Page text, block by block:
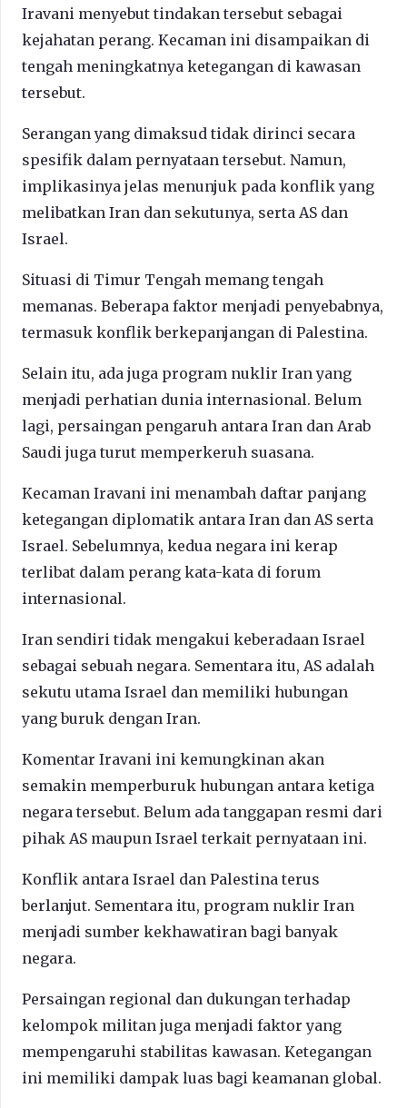
Iravani menyebut tindakan tersebut sebagai
kejahatan perang. Kecaman ini disampaikan di
tengah meningkatnya ketegangan di kawasan
tersebut.
Serangan yang dimaksud tidak dirinci secara
spesifik dalam pernyataan tersebut. Namun,
implikasinya jelas menunjuk pada konflik yang
melibatkan Iran dan sekutunya, serta AS dan
Israel.
Situasi di Timur Tengah memang tengah
memanas. Beberapa faktor menjadi penyebabnya,
termasuk konflik berkepanjangan di Palestina.
Selain itu, ada juga program nuklir Iran yang
menjadi perhatian dunia internasional. Belum
lagi, persaingan pengaruh antara Iran dan Arab
Saudi juga turut memperkeruh suasana.
Kecaman Iravani ini menambah daftar panjang
ketegangan diplomatik antara Iran dan AS serta
Israel. Sebelumnya, kedua negara ini kerap
terlibat dalam perang kata-kata di forum
internasional.
Iran sendiri tidak mengakui keberadaan Israel
sebagai sebuah negara. Sementara itu, AS adalah
sekutu utama Israel dan memiliki hubungan
yang buruk dengan Iran.
Komentar Iravani ini kemungkinan akan
semakin memperburuk hubungan antara ketiga
negara tersebut. Belum ada tanggapan resmi dari
pihak AS maupun Israel terkait pernyataan ini.
Konflik antara Israel dan Palestina terus
berlanjut. Sementara itu, program nuklir Iran
menjadi sumber kekhawatiran bagi banyak
negara.
Persaingan regional dan dukungan terhadap
kelompok militan juga menjadi faktor yang
mempengaruhi stabilitas kawasan. Ketegangan
ini memiliki dampak luas bagi keamanan global.